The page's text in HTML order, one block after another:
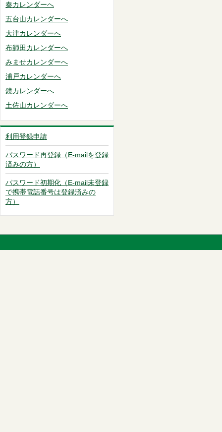
秦カレンダーへ
五台山カレンダーへ
大津カレンダーへ
布師田カレンダーへ
みませカレンダーへ
浦戸カレンダーへ
鏡カレンダーへ
土佐山カレンダーへ
利用登録申請
パスワード再登録（E-mailを登録
済みの方）
パスワード初期化（E-mail未登録
で携帯電話番号は登録済みの
方）